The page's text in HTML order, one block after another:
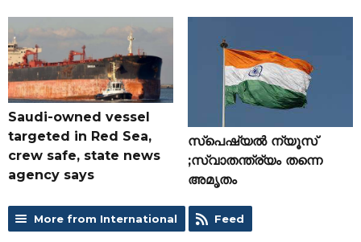
Saudi-owned vessel
targeted in Red Sea,
crew safe, state news
agency says
സ്പെഷ്യൽ ന്യൂസ്
;സ്വാതന്ത്ര്യം തന്നെ
അമൃതം
More from International Feed